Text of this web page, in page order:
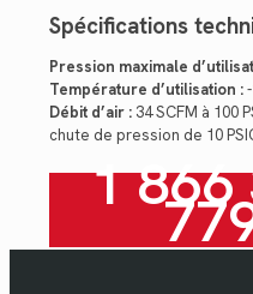
Spécifications
Pression maximale
Température d’utilisation :
Débit d’air : 34 SCFM à 100
chute de pression de 10
1 866